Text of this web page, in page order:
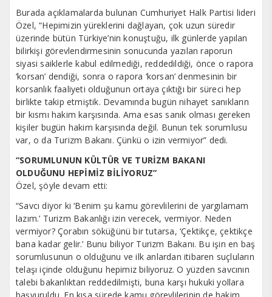
Burada açıklamalarda bulunan Cumhuriyet Halk Partisi lideri
Özel, “Hepimizin yüreklerini dağlayan, çok uzun süredir
üzerinde bütün Türkiye’nin konuştuğu, ilk günlerde yapılan
bilirkişi görevlendirmesinin sonucunda yazılan raporun
siyasi saiklerle kabul edilmediği, reddedildiği, önce o rapora
‘korsan’ dendiği, sonra o rapora ‘korsan’ denmesinin bir
korsanlık faaliyeti olduğunun ortaya çıktığı bir süreci hep
birlikte takip etmiştik. Devamında bugün nihayet sanıkların
bir kısmı hakim karşısında. Ama esas sanık olması gereken
kişiler bugün hakim karşısında değil. Bunun tek sorumlusu
var, o da Turizm Bakanı. Çünkü o izin vermiyor” dedi.
“SORUMLUNUN KÜLTÜR VE TURİZM BAKANI
OLDUĞUNU HEPİMİZ BİLİYORUZ”
Özel, şöyle devam etti:
“Savcı diyor ki ‘Benim şu kamu görevlilerini de yargılamam
lazım.’ Turizm Bakanlığı izin verecek, vermiyor. Neden
vermiyor? Çorabın söküğünü bir tutarsa, ‘Çektikçe, çektikçe
bana kadar gelir.’ Bunu biliyor Turizm Bakanı. Bu işin en baş
sorumlusunun o olduğunu ve ilk anlardan itibaren suçluların
telaşı içinde olduğunu hepimiz biliyoruz. O yüzden savcının
talebi bakanlıktan reddedilmişti, buna karşı hukuki yollara
başvuruldu. En kısa sürede kamu görevlilerinin de hakim